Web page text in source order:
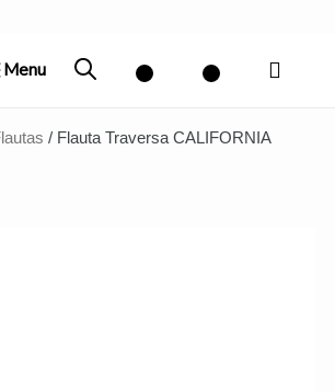
Menu
/ Flauta Traversa CALIFORNIA